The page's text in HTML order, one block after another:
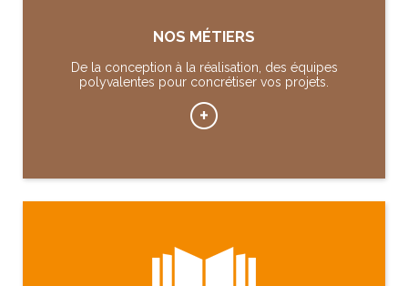
NOS MÉTIERS
De la conception à la réalisation, des équipes
polyvalentes pour concrétiser vos projets.